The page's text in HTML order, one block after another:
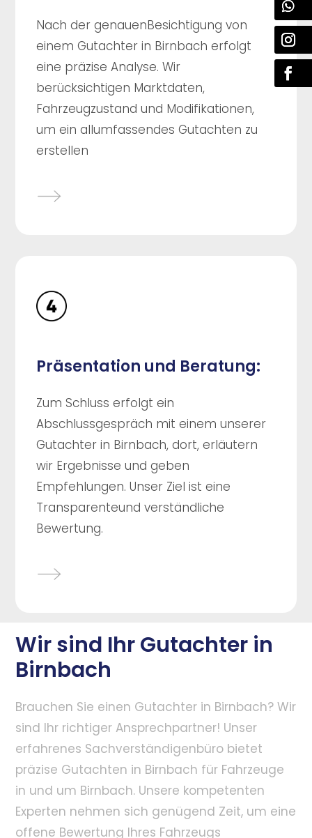
Nach der genauenBesichtigung von
einem Gutachter in Birnbach erfolgt
eine präzise Analyse. Wir
berücksichtigen Marktdaten,
Fahrzeugzustand und Modifikationen,
um ein allumfassendes Gutachten zu
erstellen
Präsentation und Beratung:
Zum Schluss erfolgt ein
Abschlussgespräch mit einem unserer
Gutachter in Birnbach, dort, erläutern
wir Ergebnisse und geben
Empfehlungen. Unser Ziel ist eine
Transparenteund verständliche
Bewertung.
Wir sind Ihr Gutachter in
Birnbach
Brauchen Sie einen Gutachter in Birnbach? Wir
sind Ihr richtiger Ansprechpartner! Unser
erfahrenes Sachverständigenbüro bietet
präzise Gutachten in Birnbach für Fahrzeuge
in und um Birnbach. Unsere kompetenten
Experten nehmen sich genügend Zeit, um eine
offene Bewertung Ihres Fahrzeugs